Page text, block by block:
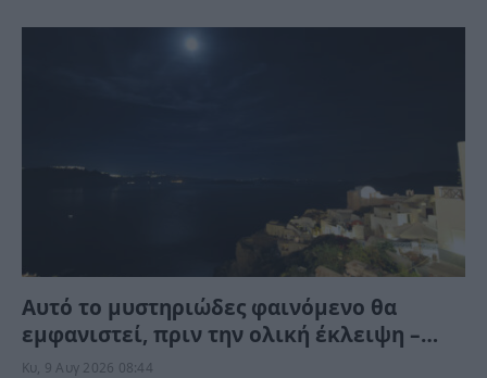
Αυτό το μυστηριώδες φαινόμενο θα
εμφανιστεί, πριν την ολική έκλειψη –
Μπορείτε να το δείτε αλλά όχι να το
Κυ, 9 Αυγ 2026 08:44